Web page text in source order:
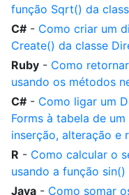
função Sqrt() da
C# - Como criar um
Create() da classe
Ruby - Como
usando os métodos
C# - Como ligar um
Forms à tabela de
inserção, alteração e
R - Como calcular o
usando a função
Java - Como somar